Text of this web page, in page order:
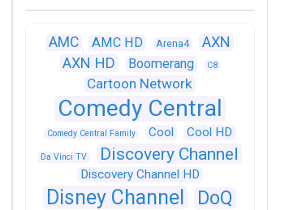
AMC AMC HD Arena4
AXN
AXN HD
Boomerang C8
Cartoon Network
Comedy Central
Comedy Central Family Cool Cool HD
Da Vinci TV Discovery Channel
Discovery Channel HD
Disney Channel DoQ